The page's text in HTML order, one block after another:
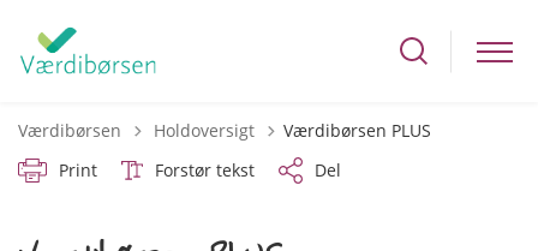
Værdibørsen Tilbage til
Holdoversigt
Værdibørsen PLUS
Print
Forstør tekst Del